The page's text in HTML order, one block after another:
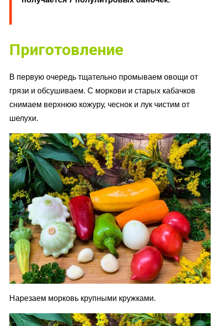
Приготовление
В первую очередь тщательно промываем овощи от
грязи и обсушиваем. С моркови и старых кабачков
снимаем верхнюю кожуру, чеснок и лук чистим от
шелухи.
Нарезаем морковь крупными кружками.